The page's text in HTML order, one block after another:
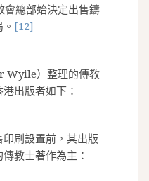
會總部始決定出售鑄
[12]
Wyile）整理的傳教
出版者如下：
刷設置前，其出版
教士著作為主：